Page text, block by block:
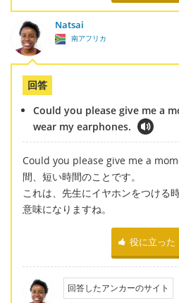
Natsai
南アフリカ
回答
Could you please give me a
wear my earphones.
Could you please give me a
間、短い時間のことです。
これは、先生にイヤホンをつける
意味になりますね。
役に立った
回答したアンカーのサイト